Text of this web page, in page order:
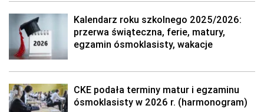
Kalendarz roku szkolnego 2025/2026:
przerwa świąteczna, ferie, matury,
egzamin ósmoklasisty, wakacje
CKE podała terminy matur i egzaminu
ósmoklasisty w 2026 r. (harmonogram)